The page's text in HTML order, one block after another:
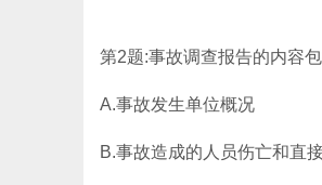
第2题:事故调查报告的内容
A.事故发生单位概况
B.事故造成的人员伤亡和直